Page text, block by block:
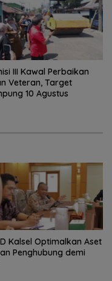
III Kawal Perbaikan
Veteran, Target
10 Agustus
Kalsel Optimalkan Aset
Penghubung demi